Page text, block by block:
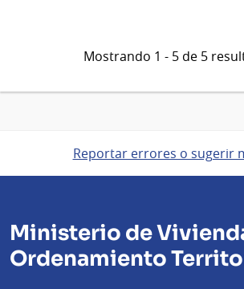
Mostrando 1 - 5 de 5
Reportar errores o sugerir
Ministerio de
Ordenamiento